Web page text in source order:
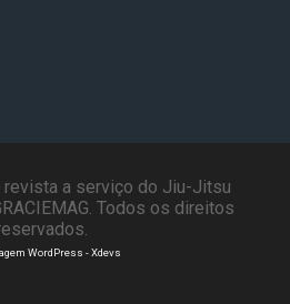
revista a serviço do Jiu-Jitsu
Todos os direitos
WordPress - Xdevs